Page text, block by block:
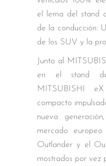
el lema del stand
de la conducción:
de los SUV y la
Junto al
en el stand
MITSUBISHI
compacto
nueva
mercado
Outlander y el
mostrados por vez